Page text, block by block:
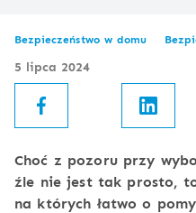
Bezpieczeństwo w domu
5 lipca 2024
Choć z pozoru przy
źle nie jest tak prosto,
na których łatwo o